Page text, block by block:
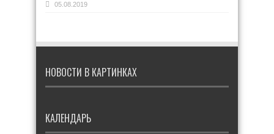
05.08.2019
НОВОСТИ В КАРТИНКАХ
КАЛЕНДАРЬ